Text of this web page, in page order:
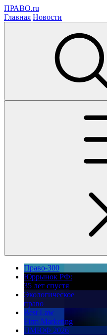
ПРАВО.ru
Главная Новости
Право-300
Юррынок РФ:
35 лет спустя
Экологическое
право
Best Law
Firm Marketing
ПМЮФ 2026